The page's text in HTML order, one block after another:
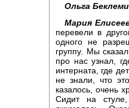
Ольга
Мария
перевели в
одного не
группу. Мы
про нас узнал,
интерната, где
не знали, что
казалось, очень
Сидит на